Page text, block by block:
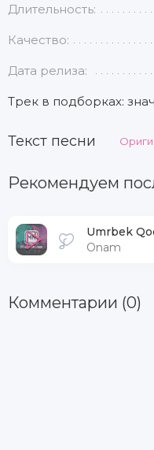
Длительность:
Качество:
Дата релиза:
Трек в подборках:
Текст песни
Рекомендуем
Umrbek
Onam
Комментарии (0)